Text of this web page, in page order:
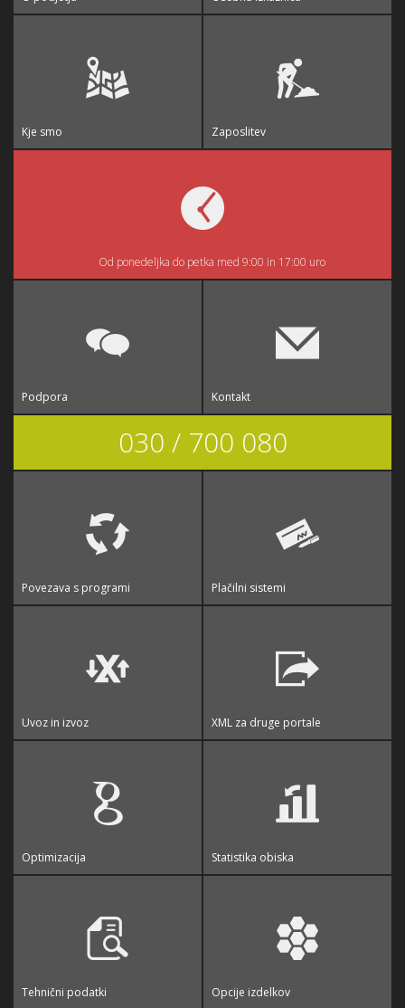
Kje smo Zaposlitev
Od ponedeljka do petka med 9:00 in 17:00 uro
Podpora Kontakt
030 / 700 080
Povezava s programi Plačilni sistemi
Uvoz in izvoz XML za druge portale
Optimizacija Statistika obiska
Tehnični podatki Opcije izdelkov